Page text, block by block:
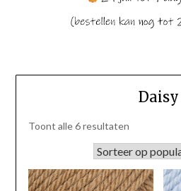
Daisy
Toont alle 6 resultatenGesorteerd
op
populariteit